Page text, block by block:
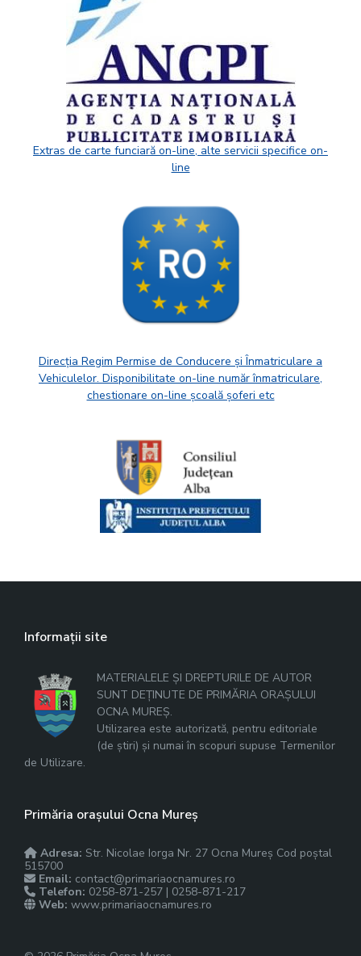
Extras de carte funciară on-line, alte servicii specifice on-
line
Direcția Regim Permise de Conducere și Înmatriculare a
Vehiculelor. Disponibilitate on-line număr înmatriculare,
chestionare on-line școală șoferi etc
Informații site
MATERIALELE ȘI DREPTURILE DE AUTOR
SUNT DEȚINUTE DE PRIMĂRIA ORAȘULUI
OCNA MUREȘ.
Utilizarea este autorizată, pentru editoriale
(de știri) și numai în scopuri supuse Termenilor
de Utilizare.
Primăria orașului Ocna Mureș
Adresa: Str. Nicolae Iorga Nr. 27 Ocna Mureș Cod poștal
515700
Email: contact@primariaocnamures.ro
Telefon: 0258-871-257 | 0258-871-217
Web: www.primariaocnamures.ro